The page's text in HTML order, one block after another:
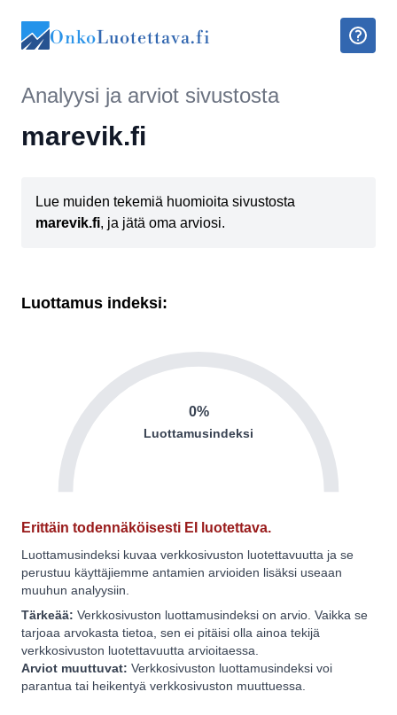
OnkoLuotettava.fi
Analyysi ja arviot sivustosta
marevik.fi
Lue muiden tekemiä huomioita sivustosta
marevik.fi, ja jätä oma arviosi.
Luottamus indeksi:
0%
Luottamusindeksi
Erittäin todennäköisesti EI luotettava.
Luottamusindeksi kuvaa verkkosivuston luotettavuutta ja se
perustuu käyttäjiemme antamien arvioiden lisäksi useaan
muuhun analyysiin.
Tärkeää: Verkkosivuston luottamusindeksi on arvio. Vaikka se
tarjoaa arvokasta tietoa, sen ei pitäisi olla ainoa tekijä
verkkosivuston luotettavuutta arvioitaessa.
Arviot muuttuvat: Verkkosivuston luottamusindeksi voi
parantua tai heikentyä verkkosivuston muuttuessa.